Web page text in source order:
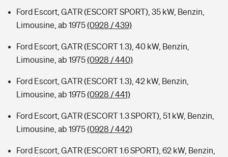
Ford Escort, GATR (ESCORT SPORT), 35 kW, Benzin,
Limousine, ab 1975(0928 / 439)
Ford Escort, GATR (ESCORT 1.3), 40 kW, Benzin,
Limousine, ab 1975(0928 / 440)
Ford Escort, GATR (ESCORT 1.3), 42 kW, Benzin,
Limousine, ab 1975(0928 / 441)
Ford Escort, GATR (ESCORT 1.3 SPORT), 51 kW, Benzin,
Limousine, ab 1975(0928 / 442)
Ford Escort, GATR (ESCORT 1.6 SPORT), 62 kW, Benzin,